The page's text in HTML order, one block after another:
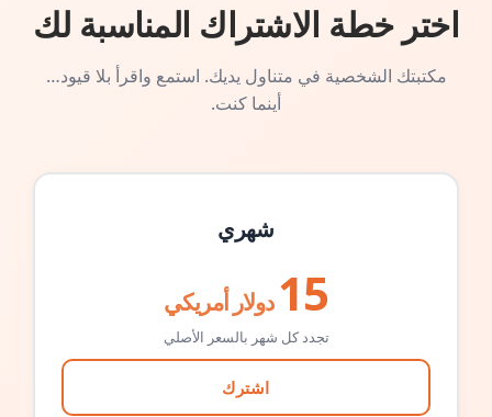
اختر خطة الاشتراك المناسبة لك
مكتبتك الشخصية في متناول يديك. استمع واقرأ بلا قيود…
أينما كنت.
شهري
15 دولار أمريكي
تجدد كل شهر بالسعر الأصلي
اشترك